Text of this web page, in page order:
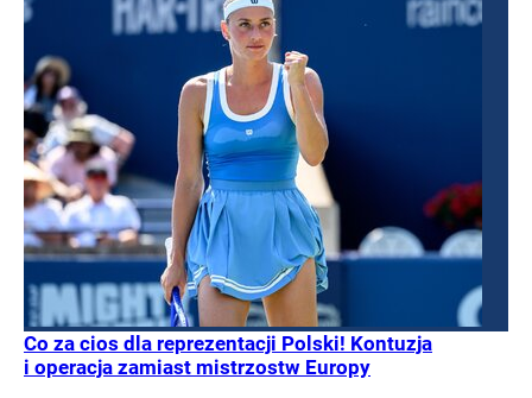
Co za cios dla reprezentacji Polski! Kontuzja
i operacja zamiast mistrzostw Europy